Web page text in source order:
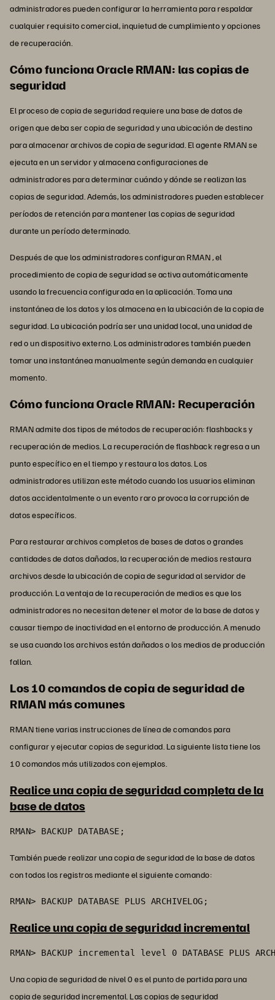
administradores pueden configurar la herramienta para respaldar
cualquier requisito comercial, inquietud de cumplimiento y opciones
de recuperación.
Cómo funciona Oracle RMAN: las copias de
seguridad
El proceso de copia de seguridad requiere una base de datos de
origen que deba ser copia de seguridad y una ubicación de destino
para almacenar archivos de copia de seguridad. El agente RMAN se
ejecuta en un servidor y almacena configuraciones de
administradores para determinar cuándo y dónde se realizan las
copias de seguridad. Además, los administradores pueden establecer
períodos de retención para mantener las copias de seguridad
durante un período determinado.
Después de que los administradores configuran RMAN , el
procedimiento de copia de seguridad se activa automáticamente
usando la frecuencia configurada en la aplicación. Toma una
instantánea de los datos y los almacena en la ubicación de la copia de
seguridad. La ubicación podría ser una unidad local, una unidad de
red o un dispositivo externo. Los administradores también pueden
tomar una instantánea manualmente según demanda en cualquier
momento.
Cómo funciona Oracle RMAN: Recuperación
RMAN admite dos tipos de métodos de recuperación: flashbacks y
recuperación de medios. La recuperación de flashback regresa a un
punto específico en el tiempo y restaura los datos. Los
administradores utilizan este método cuando los usuarios eliminan
datos accidentalmente o un evento raro provoca la corrupción de
datos específicos.
Para restaurar archivos completos de bases de datos o grandes
cantidades de datos dañados, la recuperación de medios restaura
archivos desde la ubicación de copia de seguridad al servidor de
producción. La ventaja de la recuperación de medios es que los
administradores no necesitan detener el motor de la base de datos y
causar tiempo de inactividad en el entorno de producción. A menudo
se usa cuando los archivos están dañados o los medios de producción
fallan.
Los 10 comandos de copia de seguridad de
RMAN más comunes
RMAN tiene varias instrucciones de línea de comandos para
configurar y ejecutar copias de seguridad. La siguiente lista tiene los
10 comandos más utilizados con ejemplos.
Realice una copia de seguridad completa de la
base de datos
RMAN> BACKUP DATABASE;
También puede realizar una copia de seguridad de la base de datos
con todos los registros mediante el siguiente comando:
RMAN> BACKUP DATABASE PLUS ARCHIVELOG;
Realice una copia de seguridad incremental
RMAN> BACKUP incremental level 0 DATABASE PLUS
Una copia de seguridad de nivel 0 es el punto de partida para una
copia de seguridad incremental. Las copias de seguridad